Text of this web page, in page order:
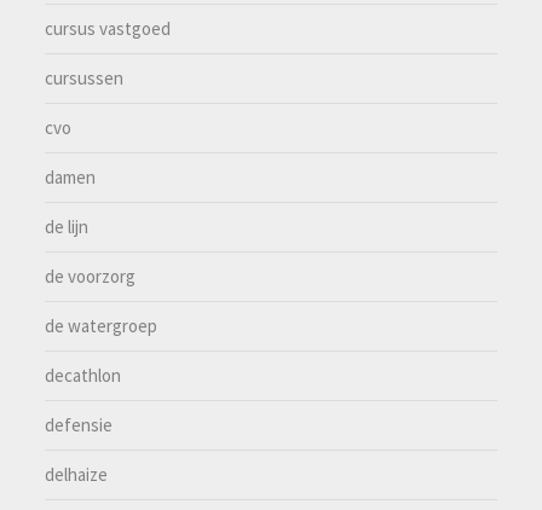
cursus vastgoed
cursussen
cvo
damen
de lijn
de voorzorg
de watergroep
decathlon
defensie
delhaize